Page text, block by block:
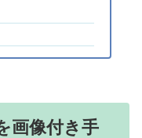
画像付き手